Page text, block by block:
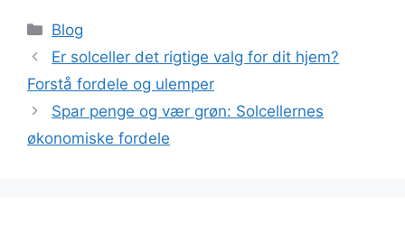
Kategorier
Blog
Er solceller det rigtige valg for dit hjem?
Forstå fordele og ulemper
Spar penge og vær grøn: Solcellernes
økonomiske fordele